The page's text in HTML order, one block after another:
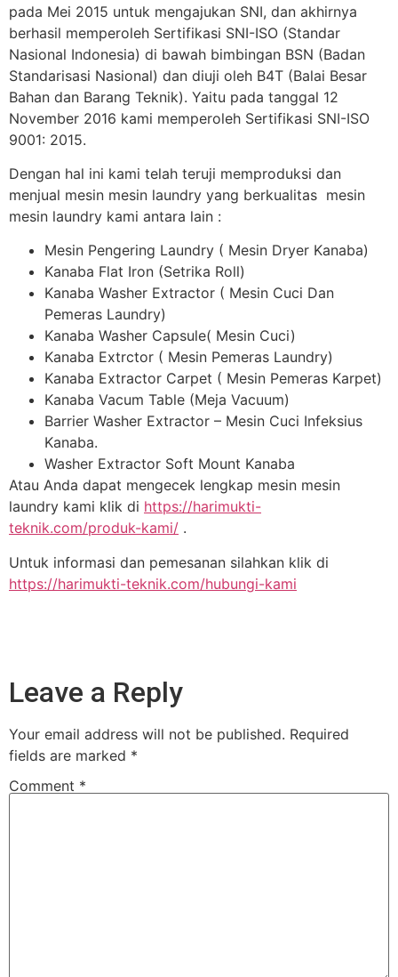
pada Mei 2015 untuk mengajukan SNI, dan akhirnya
berhasil memperoleh Sertifikasi SNI-ISO (Standar
Nasional Indonesia) di bawah bimbingan BSN (Badan
Standarisasi Nasional) dan diuji oleh B4T (Balai Besar
Bahan dan Barang Teknik). Yaitu pada tanggal 12
November 2016 kami memperoleh Sertifikasi SNI-ISO
9001: 2015.
Dengan hal ini kami telah teruji memproduksi dan
menjual mesin mesin laundry yang berkualitas mesin
mesin laundry kami antara lain :
Mesin Pengering Laundry ( Mesin Dryer Kanaba)
Kanaba Flat Iron (Setrika Roll)
Kanaba Washer Extractor ( Mesin Cuci Dan
Pemeras Laundry)
Kanaba Washer Capsule( Mesin Cuci)
Kanaba Extrctor ( Mesin Pemeras Laundry)
Kanaba Extractor Carpet ( Mesin Pemeras Karpet)
Kanaba Vacum Table (Meja Vacuum)
Barrier Washer Extractor – Mesin Cuci Infeksius
Kanaba.
Washer Extractor Soft Mount Kanaba
Atau Anda dapat mengecek lengkap mesin mesin
laundry kami klik di https://harimukti-
teknik.com/produk-kami/ .
Untuk informasi dan pemesanan silahkan klik di
https://harimukti-teknik.com/hubungi-kami
Leave a Reply
Your email address will not be published. Required
fields are marked *
Comment *